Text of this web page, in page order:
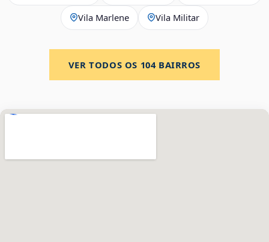
Vila Marlene Vila Militar
VER TODOS OS 104BAIRROS